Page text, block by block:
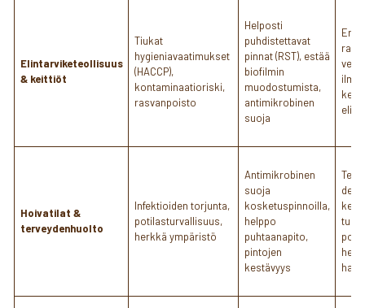
Elintarviketeollisuus
& keittiöt
Tiukat
hygieniavaatimukset
(HACCP),
kontaminaatioriski,
rasvanpoisto
Helposti
puhdistettavat
pinnat (RST), estää
biofilmin
muodostumista,
antimikrobinen
suoja
Hoivatilat &
terveydenhuolto
Infektioiden torjunta,
potilasturvallisuus,
herkkä ympäristö
Antimikrobinen
suoja
kosketuspinnoilla,
helppo
puhtaanapito,
pintojen
kestävyys